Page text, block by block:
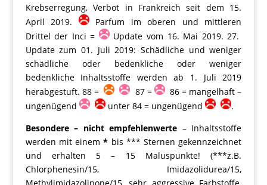
Krebserregung, Verbot in Frankreich seit dem 15.
April 2019.
Parfum im oberen und mittleren
Drittel der Inci =
Update vom 16. Mai 2019. 27.
Update zum 01. Juli 2019: Schädliche und weniger
schädliche oder bedenkliche oder weniger
bedenkliche Inhaltsstoffe werden ab 1. Juli 2019
herabgestuft. 88 =
87 =
86 = mangelhaft –
ungenügend
unter 84 = ungenügend
.
Besondere – nicht empfehlenwerte – Inhaltsstoffe
werden mit einem* bis *** Sternen gekennzeichnet
und erhalten 5 – 15 Maluspunkte! (***z.B.
Chlorphenesin/15, Imidazolidurea/15,
Methylimidazolinone/15, sehr aggressive Farbstoffe,